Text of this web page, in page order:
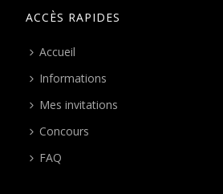
ACCÈS RAPIDES
Accueil
Informations
Mes invitations
Concours
FAQ